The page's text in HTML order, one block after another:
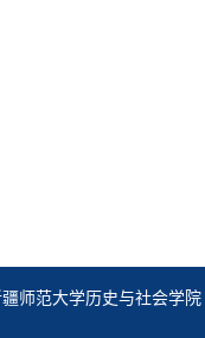
师范大学历史与社会学院